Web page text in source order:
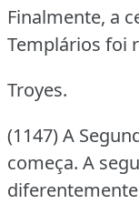
Finalmente, a
Templários foi
Troyes.
(1147) A
começa. A
diferentemente